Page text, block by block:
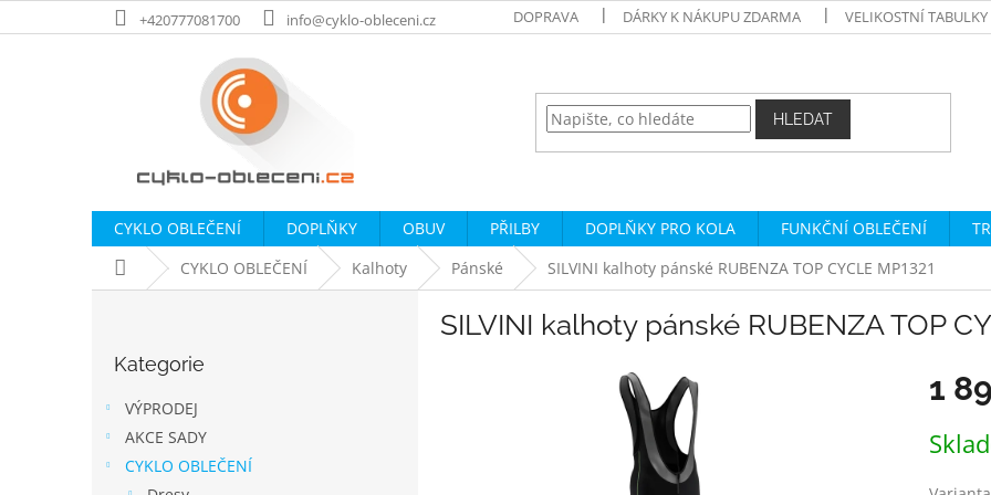
na
+420777081700 info@cyklo-obleceni.cz DOPRAVA DÁRKY K NÁKUPU ZDARMA VELIKOSTNÍ TABULKY
HLEDAT
CYKLO OBLEČENÍ DOPLŇKY OBUV PŘILBY DOPLŇKY PRO KOLA FUNKČNÍ OBLEČENÍ
Domů CYKLO OBLEČENÍ Kalhoty Pánské SILVINI kalhoty pánské RUBENZA TOP CYCLE MP1321
kategorie
Kategorie
VÝPRODEJ
AKCE SADY
CYKLO OBLEČENÍ
SILVINI kalhoty pánské RUBENZA TOP
1
cena: